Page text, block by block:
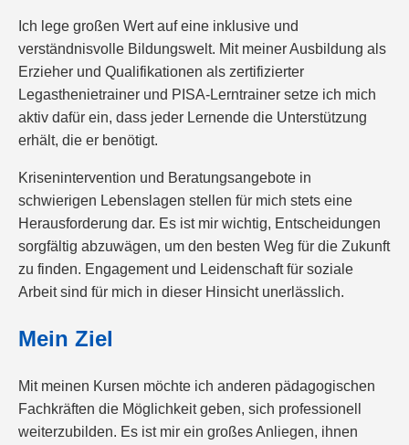
Ich lege großen Wert auf eine inklusive und
verständnisvolle Bildungswelt. Mit meiner Ausbildung als
Erzieher und Qualifikationen als zertifizierter
Legasthenietrainer und PISA-Lerntrainer setze ich mich
aktiv dafür ein, dass jeder Lernende die Unterstützung
erhält, die er benötigt.
Krisenintervention und Beratungsangebote in
schwierigen Lebenslagen stellen für mich stets eine
Herausforderung dar. Es ist mir wichtig, Entscheidungen
sorgfältig abzuwägen, um den besten Weg für die Zukunft
zu finden. Engagement und Leidenschaft für soziale
Arbeit sind für mich in dieser Hinsicht unerlässlich.
Mein Ziel
Mit meinen Kursen möchte ich anderen pädagogischen
Fachkräften die Möglichkeit geben, sich professionell
weiterzubilden. Es ist mir ein großes Anliegen, ihnen